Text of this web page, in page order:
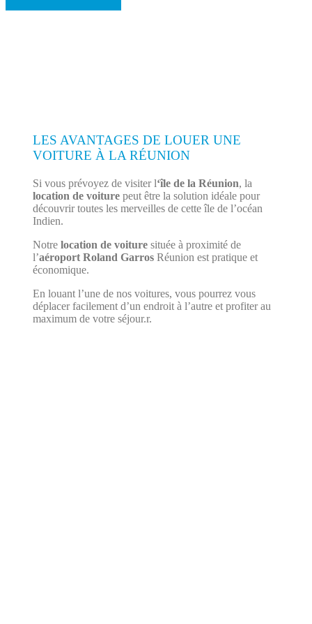
LES AVANTAGES DE LOUER UNE
VOITURE À LA RÉUNION
Si vous prévoyez de visiter l‘île de la Réunion, la
location de voiturepeut être la solution idéale pour
découvrir toutes les merveilles de cette île de l’océan
Indien.
Notre location de voituresituée à proximité de
l’aéroport Roland GarrosRéunion est pratique et
économique.
En louant l’une de nos voitures, vous pourrez vous
déplacer facilement d’un endroit à l’autre et profiter au
maximum de votre séjour.r.